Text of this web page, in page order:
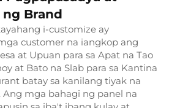
Brand
i-customize ay
customer na iangkop ang
at Upuan para sa Apat na Tao
at Bato na Slab para sa Kantina
batay sa kanilang tiyak na
mga bahagi ng panel na